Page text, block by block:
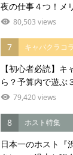
夜の仕事４つ！メ
80,503 views
7 キャバクラコ
【初心者必読】キ
ら？予算内で遊ぶ
79,420 views
8 ホスト特集
日本一のホスト『